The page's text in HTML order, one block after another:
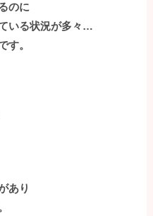
のに
いる状況が多々…
す。
あり